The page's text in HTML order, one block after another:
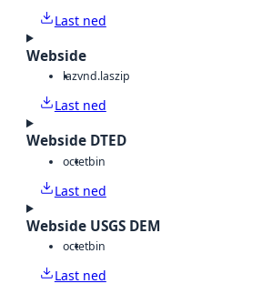
Last ned
Webside
lazvnd.laszip
Last ned
Webside DTED
octetbin
Last ned
Webside USGS DEM
octetbin
Last ned